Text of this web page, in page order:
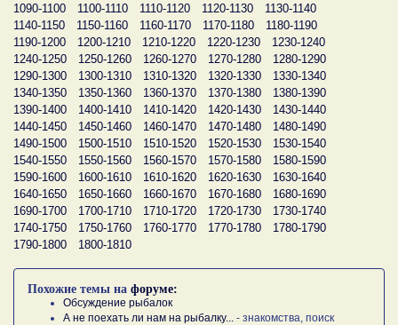
1090-1100
1100-1110 1110-1120 1120-1130
1130-1140
1140-1150
1150-1160 1160-1170 1170-1180
1180-1190
1190-1200
1200-1210 1210-1220 1220-1230
1230-1240
1240-1250
1250-1260 1260-1270 1270-1280
1280-1290
1290-1300
1300-1310 1310-1320 1320-1330
1330-1340
1340-1350
1350-1360 1360-1370 1370-1380
1380-1390
1390-1400
1400-1410 1410-1420 1420-1430
1430-1440
1440-1450
1450-1460 1460-1470 1470-1480
1480-1490
1490-1500
1500-1510 1510-1520 1520-1530
1530-1540
1540-1550
1550-1560 1560-1570 1570-1580
1580-1590
1590-1600
1600-1610 1610-1620 1620-1630
1630-1640
1640-1650
1650-1660 1660-1670 1670-1680
1680-1690
1690-1700
1700-1710 1710-1720 1720-1730
1730-1740
1740-1750
1750-1760 1760-1770 1770-1780
1780-1790
1790-1800
1800-1810
Похожие темы на форуме:
Обсуждение рыбалок
А не поехать ли нам на рыбалку...
- знакомства, поиск